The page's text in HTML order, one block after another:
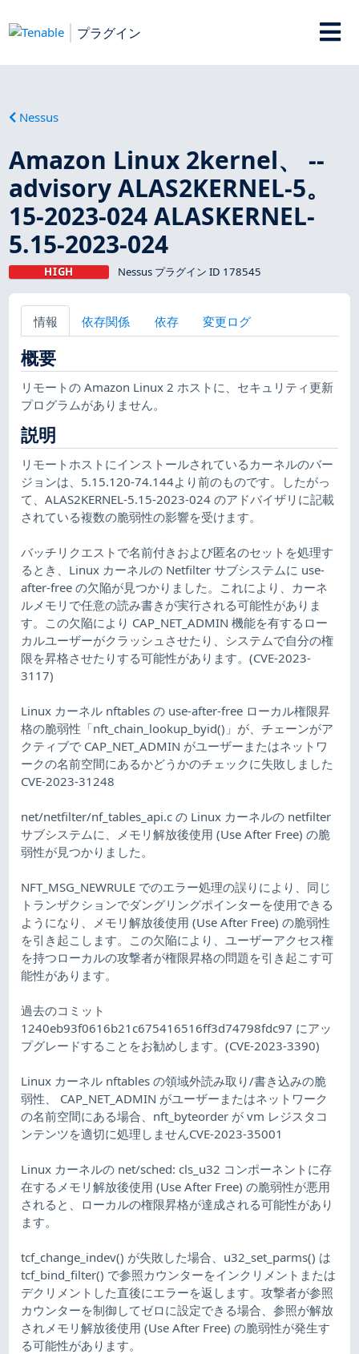
プラグイン
Nessus
Amazon Linux 2kernel、 --
advisory ALAS2KERNEL-5。
15-2023-024 ALASKERNEL-
5.15-2023-024
HIGH Nessus プラグイン ID 178545
情報 依存関係 依存 変更ログ
概要
リモートの Amazon Linux 2 ホストに、セキュリティ更新
プログラムがありません。
説明
リモートホストにインストールされているカーネルのバー
ジョンは、5.15.120-74.144より前のものです。したがっ
て、ALAS2KERNEL-5.15-2023-024 のアドバイザリに記載
されている複数の脆弱性の影響を受けます。
バッチリクエストで名前付きおよび匿名のセットを処理す
るとき、Linux カーネルの Netfilter サブシステムに use-
after-free の欠陥が見つかりました。これにより、カーネ
ルメモリで任意の読み書きが実行される可能性がありま
す。この欠陥により CAP_NET_ADMIN 機能を有するロー
カルユーザーがクラッシュさせたり、システムで自分の権
限を昇格させたりする可能性があります。(CVE-2023-
3117)
Linux カーネル nftables の use-after-free ローカル権限昇
格の脆弱性「nft_chain_lookup_byid()」が、チェーンがア
クティブで CAP_NET_ADMIN がユーザーまたはネットワ
ークの名前空間にあるかどうかのチェックに失敗しました
CVE-2023-31248
net/netfilter/nf_tables_api.c の Linux カーネルの netfilter
サブシステムに、メモリ解放後使用 (Use After Free) の脆
弱性が見つかりました。
NFT_MSG_NEWRULE でのエラー処理の誤りにより、同じ
トランザクションでダングリングポインターを使用できる
ようになり、メモリ解放後使用 (Use After Free) の脆弱性
を引き起こします。この欠陥により、ユーザーアクセス権
を持つローカルの攻撃者が権限昇格の問題を引き起こす可
能性があります。
過去のコミット
1240eb93f0616b21c675416516ff3d74798fdc97 にアッ
プグレードすることをお勧めします。(CVE-2023-3390)
Linux カーネル nftables の領域外読み取り/書き込みの脆
弱性、 CAP_NET_ADMIN がユーザーまたはネットワーク
の名前空間にある場合、nft_byteorder が vm レジスタコ
ンテンツを適切に処理しませんCVE-2023-35001
Linux カーネルの net/sched: cls_u32 コンポーネントに存
在するメモリ解放後使用 (Use After Free) の脆弱性が悪用
されると、ローカルの権限昇格が達成される可能性があり
ます。
tcf_change_indev() が失敗した場合、u32_set_parms() は
tcf_bind_filter() で参照カウンターをインクリメントまたは
デクリメントした直後にエラーを返します。攻撃者が参照
カウンターを制御してゼロに設定できる場合、参照が解放
されメモリ解放後使用 (Use After Free) の脆弱性が発生す
る可能性があります。